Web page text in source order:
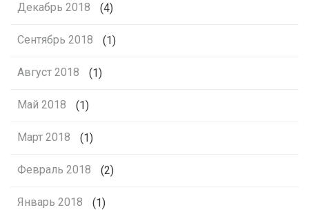
Декабрь 2018 (4)
Сентябрь 2018 (1)
Август 2018 (1)
Май 2018 (1)
Март 2018 (1)
Февраль 2018 (2)
Январь 2018 (1)